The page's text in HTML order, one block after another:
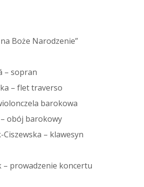
Boże Narodzenie”
– sopran
– flet traverso
barokowa
obój barokowy
Ciszewska – klawesyn
– prowadzenie koncertu